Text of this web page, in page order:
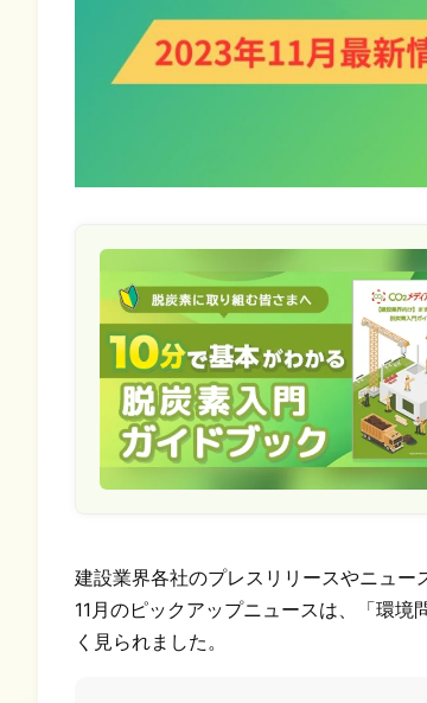
建設業界各社のプレスリリースやニュー
11月のピックアップニュースは、「環
く見られました。